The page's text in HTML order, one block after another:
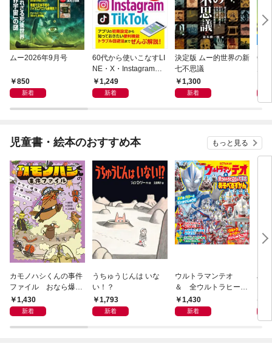
ムー2026年9月号
850
新着
60代から使いこなすLI
NE・X・Instagram・T
ikTok
1,249
新着
決定版 ムー的世界の新
七不思議
1,300
新着
児童書・絵本のおすすめ本 もっと見る
カモノハシくんの事件
ファイル おなら爆
弾！ 危機イッパツ編
1,430
新着
うちゅうじんは いな
い！？
1,793
新着
ウルトラマンテオ
＆ 全ウルトラヒーロ
ー大集合 あそべるず
かん
1,430
新着
星